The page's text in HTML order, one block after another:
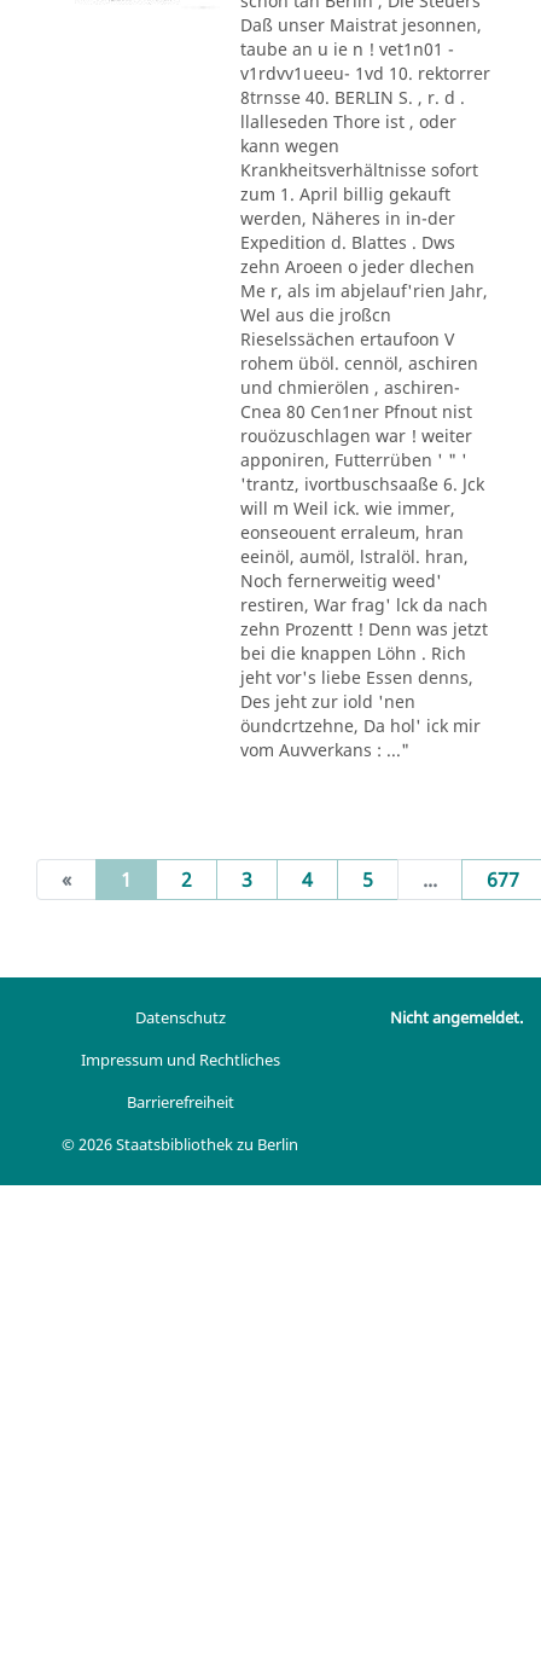
Daß unser Maistrat jesonnen,
taube an u ie n ! vet1n01 -
v1rdvv1ueeu- 1vd 10. rektorrer
8trnsse 40. BERLIN S. , r. d .
llalleseden Thore ist , oder
kann wegen
Krankheitsverhältnisse sofort
zum 1. April billig gekauft
werden, Näheres in in-der
Expedition d. Blattes . Dws
zehn Aroeen o jeder dlechen
Me r, als im abjelauf'rien Jahr,
Wel aus die jroßcn
Rieselssächen ertaufoon V
rohem üböl. cennöl, aschiren
und chmierölen , aschiren-
Cnea 80 Cen1ner Pfnout nist
rouözuschlagen war ! weiter
apponiren, Futterrüben ' " '
'trantz, ivortbuschsaaße 6. Jck
will m Weil ick. wie immer,
eonseouent erraleum, hran
eeinöl, aumöl, lstralöl. hran,
Noch fernerweitig weed'
restiren, War frag' lck da nach
zehn Prozentt ! Denn was jetzt
bei die knappen Löhn . Rich
jeht vor's liebe Essen denns,
Des jeht zur iold 'nen
öundcrtzehne, Da hol' ick mir
vom Auvverkans : ..."
« 1 (current)
2 3 4 5 ... 677
Datenschutz
Impressum und Rechtliches
Barrierefreiheit
© 2026 Staatsbibliothek zu Berlin
Nicht angemeldet.